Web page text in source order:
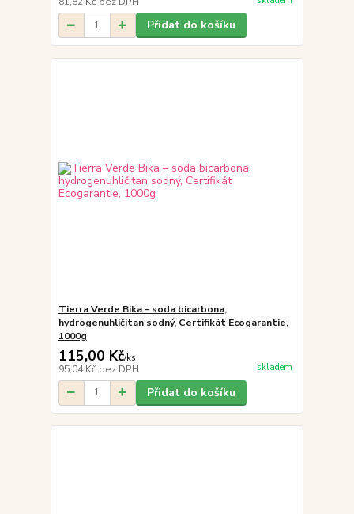
Přidat do košíku
Tierra Verde Bika – soda bicarbona,
hydrogenuhličitan sodný, Certifikát Ecogarantie,
1000g
115,00 Kč/ks
95,04 Kč bez DPH skladem
Přidat do košíku